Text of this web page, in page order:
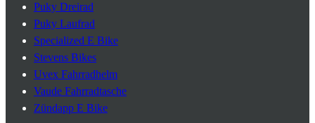
Puky Dreirad
Puky Laufrad
Specialized E Bike
Stevens Bikes
Uvex Fahrradhelm
Vaude Fahrradtasche
Zündapp E Bike